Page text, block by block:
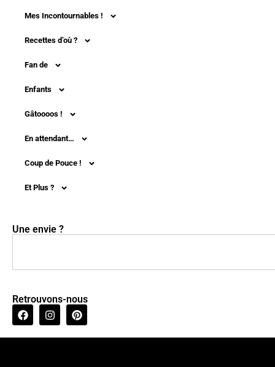
Mes Incontournables !
Recettes d’où ?
Fan de
Enfants
Gâtoooos !
En attendant…
Coup de Pouce !
Et Plus ?
Une envie ?
Retrouvons-nous